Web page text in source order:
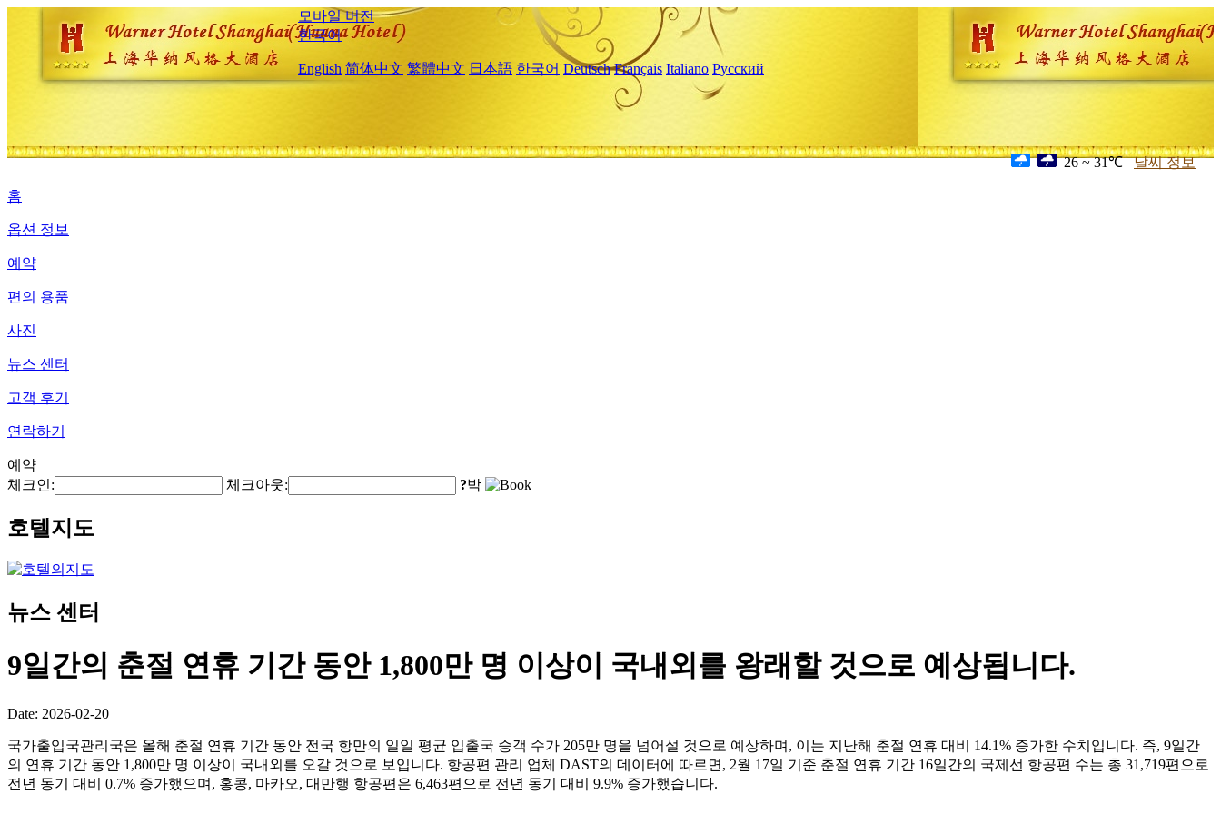
모바일 버전
한국어
English 简体中文 繁體中文 日本語 한국어 Deutsch Français Italiano Русский
26 ~ 31℃ 날씨 정보
홈
옵션 정보
예약
편의 용품
사진
뉴스 센터
고객 후기
연락하기
예약
체크인:
체크아웃: ?박
호텔지도
뉴스 센터
9일간의 춘절 연휴 기간 동안 1,800만 명 이상이 국내외를 왕래할 것으로 예상됩니다.
Date: 2026-02-20
국가출입국관리국은 올해 춘절 연휴 기간 동안 전국 항만의 일일 평균 입출국 승객 수가 205만 명을 넘어설 것으로 예상하며, 이는 지난해 춘절 연휴 대비 14.1% 증가한 수치입니다. 즉, 9일간
의 연휴 기간 동안 1,800만 명 이상이 국내외를 오갈 것으로 보입니다. 항공편 관리 업체 DAST의 데이터에 따르면, 2월 17일 기준 춘절 연휴 기간 16일간의 국제선 항공편 수는 총 31,719편으로
전년 동기 대비 0.7% 증가했으며, 홍콩, 마카오, 대만행 항공편은 6,463편으로 전년 동기 대비 9.9% 증가했습니다.